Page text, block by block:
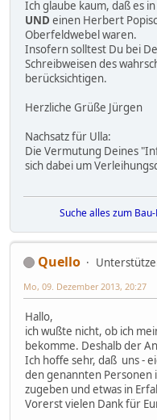
Ich glaube kaum, daß es
UND einen Herbert
Oberfeldwebel waren.
Insofern solltest Du bei
Schreibweisen des
berücksichtigen.
Herzliche Grüße Jürgen
Nachsatz für Ulla:
Die Vermutung Deines
sich dabei um
Suche alles zum
Quello
Mo, 09. Dezember 2013, 20:27
Hallo,
ich wußte nicht, ob ich
bekomme. Deshalb der
Ich hoffe sehr, daß uns -
den genannten
zugeben und etwas in
Vorerst vielen Dank für